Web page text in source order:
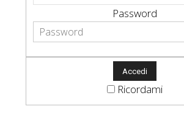
Password
Ricordami